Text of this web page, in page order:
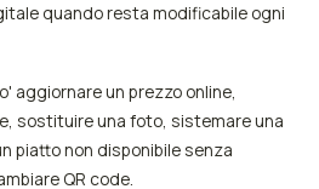
quando resta modificabile ogni
aggiornare un prezzo online,
sostituire una foto, sistemare una
piatto non disponibile senza
QR code.